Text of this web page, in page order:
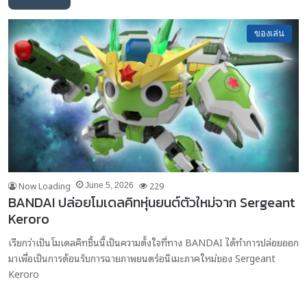
ของเล่น
Now Loading June 5, 2026 229
BANDAI ปล่อยโมเดลคิทหุ่นยนต์ตัวใหม่จาก Sergeant
Keroro
เรียกว่าเป็นโมเดลคิทชิ้นนี้เป็นความตั้งใจที่ทาง BANDAI ได้ทำการปล่อยออก
มาเพื่อเป็นการต้อนรับการฉายภาพยนตร์อนิเมะภาคใหม่ของ Sergeant
Keroro